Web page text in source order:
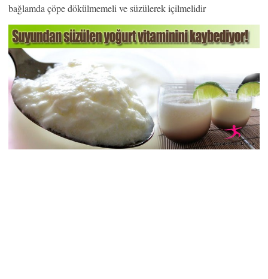
bağlamda çöpe dökülmemeli ve süzülerek içilmelidir